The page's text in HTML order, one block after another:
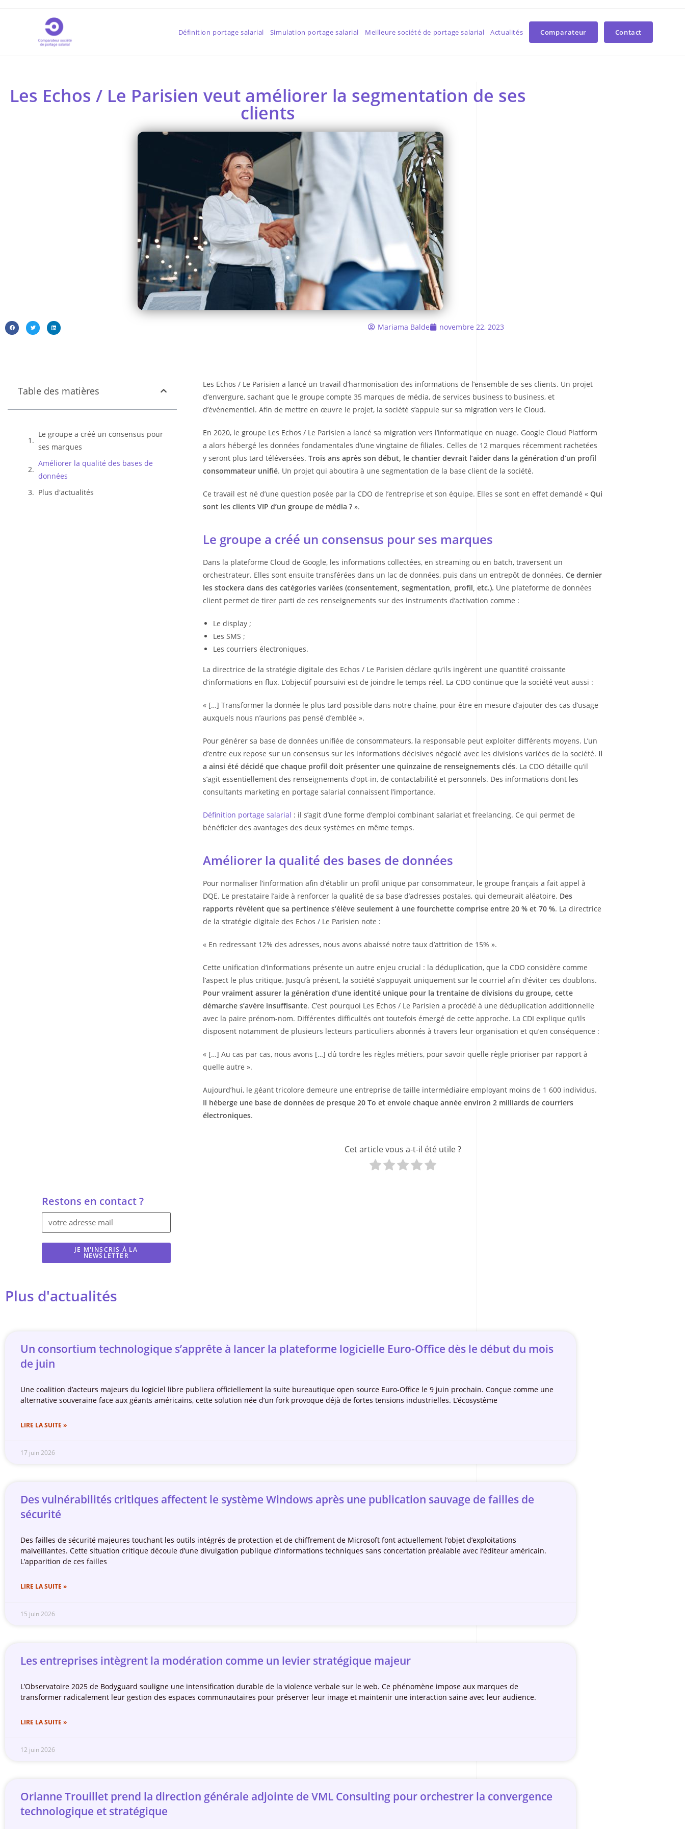
Définition portage salarial Simulation portage salarial Meilleure société de portage salarial Actualités Comparateur Contact
Les Echos / Le Parisien veut améliorer la segmentation de ses
clients
Mariama Balde novembre 22, 2023
Table des matières
Le groupe a créé un consensus pour
ses marques
Améliorer la qualité des bases de
données
Plus d'actualités
Les Echos / Le Parisien a lancé un travail d’harmonisation des informations de l’ensemble de ses clients. Un projet
d’envergure, sachant que le groupe compte 35 marques de média, de services business to business, et
d’événementiel. Afin de mettre en œuvre le projet, la société s’appuie sur sa migration vers le Cloud.
En 2020, le groupe Les Echos / Le Parisien a lancé sa migration vers l’informatique en nuage. Google Cloud Platform
a alors hébergé les données fondamentales d’une vingtaine de filiales. Celles de 12 marques récemment rachetées
y seront plus tard téléversées.Trois ans après son début, le chantier devrait l’aider dans la génération d’un profil
consommateur unifié. Un projet qui aboutira à une segmentation de la base client de la société.
Ce travail est né d’une question posée par la CDO de l’entreprise et son équipe. Elles se sont en effet demandé «Qui
sont les clients VIP d’un groupe de média ? ».
Le groupe a créé un consensus pour ses marques
Dans la plateforme Cloud de Google, les informations collectées, en streaming ou en batch, traversent un
orchestrateur. Elles sont ensuite transférées dans un lac de données, puis dans un entrepôt de données.Ce dernier
les stockera dans des catégories variées (consentement, segmentation, profil, etc.). Une plateforme de données
client permet de tirer parti de ces renseignements sur des instruments d’activation comme :
Le display ;
Les SMS ;
Les courriers électroniques.
La directrice de la stratégie digitale des Echos / Le Parisien déclare qu’ils ingèrent une quantité croissante
d’informations en flux. L’objectif poursuivi est de joindre le temps réel. La CDO continue que la société veut aussi :
« […] Transformer la donnée le plus tard possible dans notre chaîne, pour être en mesure d’ajouter des cas d’usage
auxquels nous n’aurions pas pensé d’emblée ».
Pour générer sa base de données unifiée de consommateurs, la responsable peut exploiter différents moyens. L’un
d’entre eux repose sur un consensus sur les informations décisives négocié avec les divisions variées de la société. Il
a ainsi été décidé que chaque profil doit présenter une quinzaine de renseignements clés. La CDO détaille qu’il
s’agit essentiellement des renseignements d’opt-in, de contactabilité et personnels. Des informations dont les
consultants marketing en portage salarial connaissent l’importance.
Définition portage salarial : il s’agit d’une forme d’emploi combinant salariat et freelancing. Ce qui permet de
bénéficier des avantages des deux systèmes en même temps.
Améliorer la qualité des bases de données
Pour normaliser l’information afin d’établir un profil unique par consommateur, le groupe français a fait appel à
DQE. Le prestataire l’aide à renforcer la qualité de sa base d’adresses postales, qui demeurait aléatoire. Des
rapports révèlent que sa pertinence s’élève seulement à une fourchette comprise entre 20 % et 70 %. La directrice
de la stratégie digitale des Echos / Le Parisien note :
« En redressant 12% des adresses, nous avons abaissé notre taux d’attrition de 15% ».
Cette unification d’informations présente un autre enjeu crucial : la déduplication, que la CDO considère comme
l’aspect le plus critique. Jusqu’à présent, la société s’appuyait uniquement sur le courriel afin d’éviter ces doublons.
Pour vraiment assurer la génération d’une identité unique pour la trentaine de divisions du groupe, cette
démarche s’avère insuffisante. C’est pourquoi Les Echos / Le Parisien a procédé à une déduplication additionnelle
avec la paire prénom-nom. Différentes difficultés ont toutefois émergé de cette approche. La CDI explique qu’ils
disposent notamment de plusieurs lecteurs particuliers abonnés à travers leur organisation et qu’en conséquence :
« […] Au cas par cas, nous avons […] dû tordre les règles métiers, pour savoir quelle règle prioriser par rapport à
quelle autre ».
Aujourd’hui, le géant tricolore demeure une entreprise de taille intermédiaire employant moins de 1 600 individus.
Il héberge une base de données de presque 20 To et envoie chaque année environ 2 milliards de courriers
électroniques.
Cet article vous a-t-il été utile ?
Restons en contact ?
JE M'INSCRIS À LA
NEWSLETTER
Plus d'actualités
Un consortium technologique s’apprête à lancer la plateforme logicielle Euro-Office dès le début du mois
de juin
Une coalition d’acteurs majeurs du logiciel libre publiera officiellement la suite bureautique open source Euro-Office le 9 juin prochain. Conçue comme une
alternative souveraine face aux géants américains, cette solution née d’un fork provoque déjà de fortes tensions industrielles. L’écosystème
LIRE LA SUITE »
17 juin 2026
Des vulnérabilités critiques affectent le système Windows après une publication sauvage de failles de
sécurité
Des failles de sécurité majeures touchant les outils intégrés de protection et de chiffrement de Microsoft font actuellement l’objet d’exploitations
malveillantes. Cette situation critique découle d’une divulgation publique d’informations techniques sans concertation préalable avec l’éditeur américain.
L’apparition de ces failles
LIRE LA SUITE »
15 juin 2026
Les entreprises intègrent la modération comme un levier stratégique majeur
L’Observatoire 2025 de Bodyguard souligne une intensification durable de la violence verbale sur le web. Ce phénomène impose aux marques de
transformer radicalement leur gestion des espaces communautaires pour préserver leur image et maintenir une interaction saine avec leur audience.
LIRE LA SUITE »
12 juin 2026
Orianne Trouillet prend la direction générale adjointe de VML Consulting pour orchestrer la convergence
technologique et stratégique